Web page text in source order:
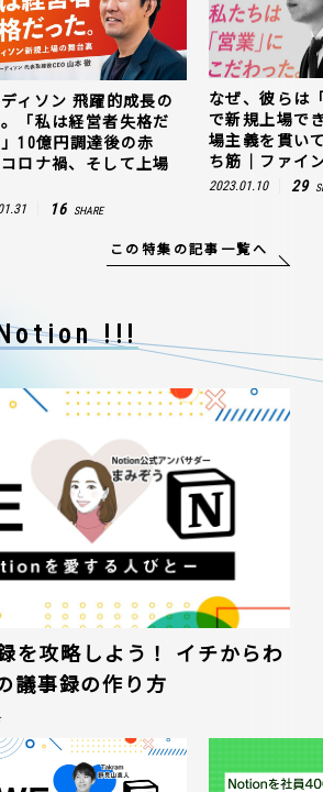
ィソン 飛躍的成長の
「私は経営者失格だ
10億円調達後の赤
ロナ禍、そして上場
16 SHARE
なぜ、彼らは
で新規上場で
場主義を貫い
ち筋｜ファイ
2023.01.10 29
この特集の記事一覧へ
!!!
を攻略しよう！ イチからわ
議事録の作り方